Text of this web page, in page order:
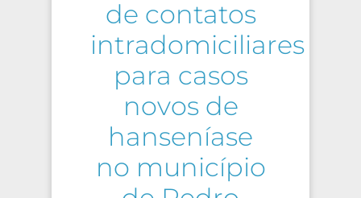
de contatos
intradomiciliares
para casos
novos de
hanseníase
no município